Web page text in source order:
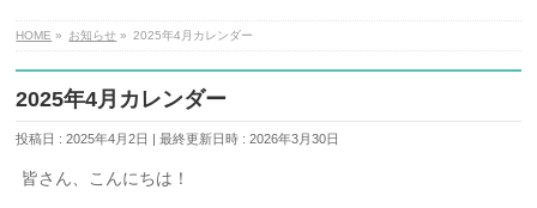
HOME » お知らせ » 2025年4月カレンダー
2025年4月カレンダー
投稿日 : 2025年4月2日 最終更新日時 : 2026年3月30日
皆さん、こんにちは！